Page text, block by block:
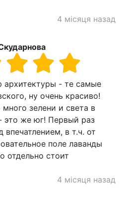
4 місяця назад
архитектуры - те самые
ну очень красиво!
зелени и света в
это же юг! Первый раз
в т.ч. от
поле лаванды
отдельно стоит
4 місяця назад